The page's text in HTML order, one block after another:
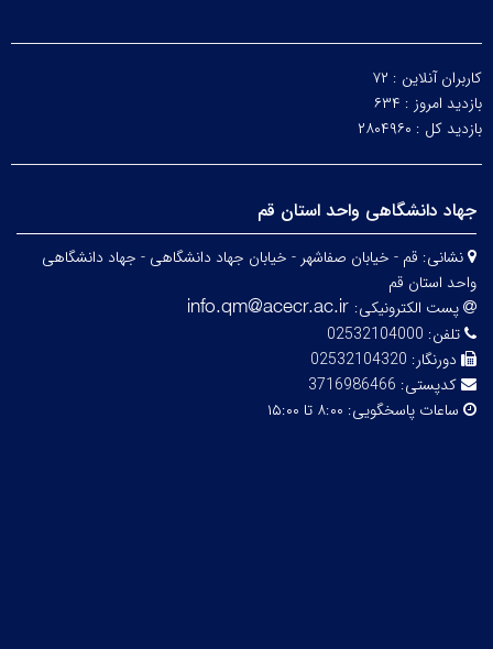
کاربران آنلاین : ۷۲
بازدید امروز : ۶۳۴
بازدید کل : ۲۸۰۴۹۶۰
جهاد دانشگاهی واحد استان قم
نشانی: قم - خیابان صفاشهر - خیابان جهاد دانشگاهی - جهاد دانشگاهی
واحد استان قم
پست الکترونیکی:
تلفن: 02532104000
دورنگار: 02532104320
کدپستی: 3716986466
ساعات پاسخگویی: ۸:۰۰ تا ۱۵:۰۰